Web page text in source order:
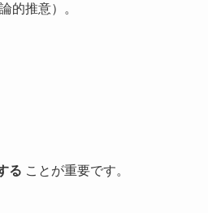
的推意）。
る ことが重要です。